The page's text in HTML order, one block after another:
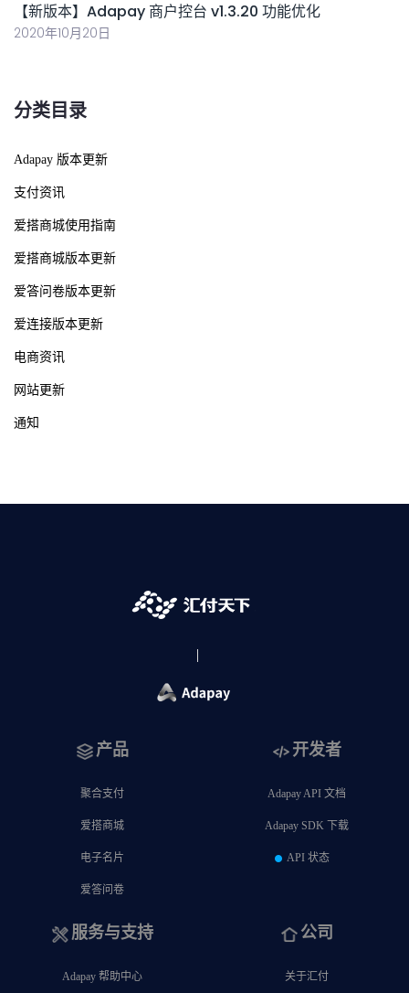
【新版本】Adapay 商户控台 v1.3.20 功能优化
2020年10月20日
分类目录
Adapay 版本更新
支付资讯
爱搭商城使用指南
爱搭商城版本更新
爱答问卷版本更新
爱连接版本更新
电商资讯
网站更新
通知
产品
聚合支付
爱搭商城
电子名片
爱答问卷
开发者
Adapay API 文档
Adapay SDK 下载
API 状态
服务与支持
Adapay 帮助中心
公司
关于汇付